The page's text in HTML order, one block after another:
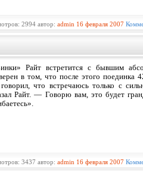
2994 автор: admin 16 февраля 2007
Райт встретится с бывшим
в том, что после этого поединка
что встречаюсь только с
Райт. — Говорю вам, это будет
3437 автор: admin 16 февраля 2007